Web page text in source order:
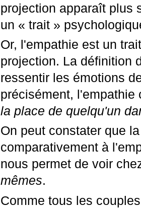
projection apparaît plus
un « trait »
Or, l'empathie est un
projection. La définition
ressentir les émotions
précisément, l'empathie
la place de quelqu'un
On peut constater que
comparativement à
nous permet de voir
mêmes.
Comme tous les